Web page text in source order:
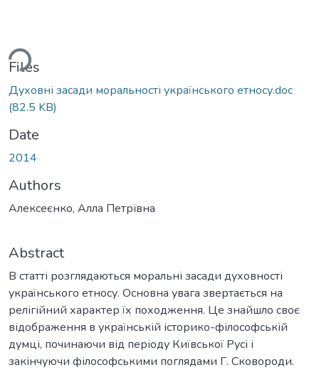
Files
Духовні засади моральності українського етносу.doc
(82.5 KB)
Date
2014
Authors
Алексеєнко, Алла Петрівна
Abstract
В статті розглядаються моральні засади духовності
українського етносу. Основна увага звертається на
релігійний характер їх походження. Це знайшло своє
відображення в українській історико-філософській
думці, починаючи від періоду Київської Русі і
закінчуючи філософськими поглядами Г. Сковороди.